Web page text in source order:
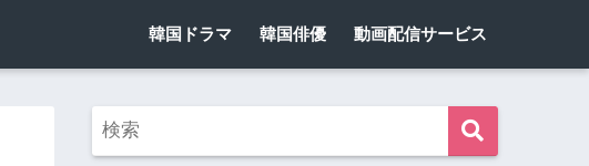
韓国ドラマ 韓国俳優 動画配信サービス